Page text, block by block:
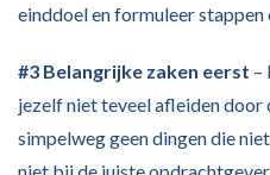
einddoel en formuleer stappen
#3 Belangrijke zaken eerst –
jezelf niet teveel afleiden door
simpelweg geen dingen die